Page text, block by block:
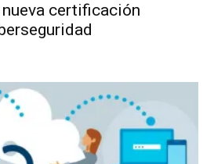
certificación